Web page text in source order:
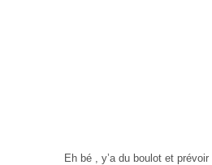
Eh bé , y’a du boulot et